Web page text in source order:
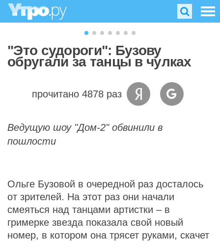
"Это судороги": Бузову
обругали за танцы в чулках
прочитано 4878 раз
Ведущую шоу "Дом-2" обвинили в
пошлости
Ольге Бузовой в очередной раз досталось
от зрителей. На этот раз они начали
смеяться над танцами артистки – в
гримерке звезда показала свой новый
номер, в котором она трясет руками, скачет